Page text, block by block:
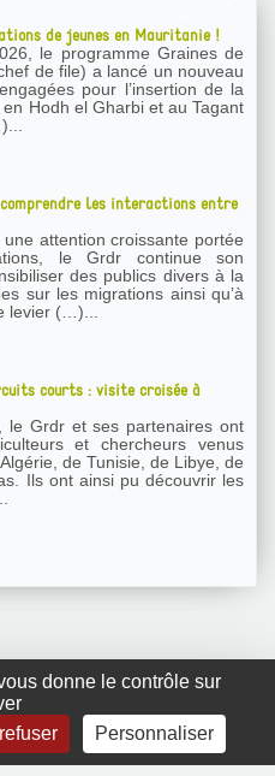
donne le contrôle sur
Personnaliser
de jeunes en Mauritanie !
le programme Graines de
de file) a lancé un nouveau
pour l’insertion de la
Hodh el Gharbi et au Tagant
les interactions entre
attention croissante portée
le Grdr continue son
des publics divers à la
sur les migrations ainsi qu’à
levier (…)...
courts : visite croisée à
le Grdr et ses partenaires ont
et chercheurs venus
de Tunisie, de Libye, de
Ils ont ainsi pu découvrir les
GRDR Copyright
Mentions légales|Contact